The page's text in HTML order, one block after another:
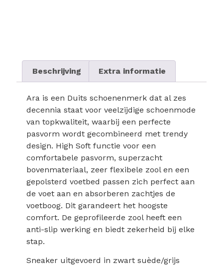
Beschrijving Extra informatie
Ara is een Duits schoenenmerk dat al zes
decennia staat voor veelzijdige schoenmode
van topkwaliteit, waarbij een perfecte
pasvorm wordt gecombineerd met trendy
design. High Soft functie voor een
comfortabele pasvorm, superzacht
bovenmateriaal, zeer flexibele zool en een
gepolsterd voetbed passen zich perfect aan
de voet aan en absorberen zachtjes de
voetboog. Dit garandeert het hoogste
comfort. De geprofileerde zool heeft een
anti-slip werking en biedt zekerheid bij elke
stap.
Sneaker uitgevoerd in zwart suède/grijs